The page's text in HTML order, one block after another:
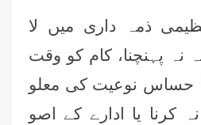
ذمہ داری میں لا
نہ پہنچنا، کام کو وقت
حساس نوعیت کی معلو
یا ادارے کے اصو